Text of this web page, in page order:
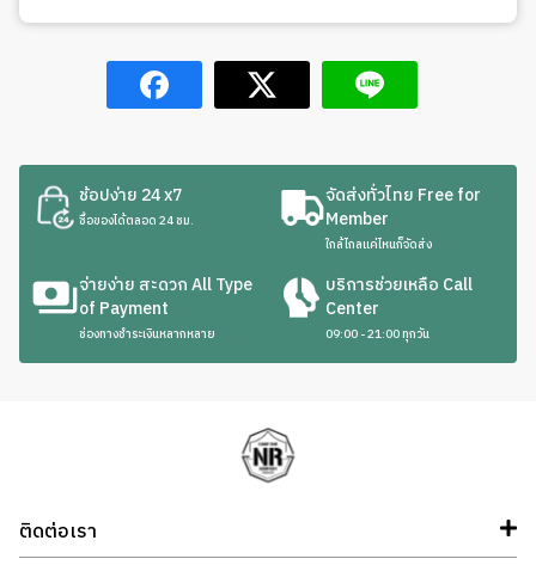
ช้อปง่าย 24 x7
ซื้อของได้ตลอด 24 ชม.
จัดส่งทั่วไทย Free for
Member
ใกล้ไกลแค่ไหนก็จัดส่ง
จ่ายง่าย สะดวก All Type
of Payment
ช่องทางชำระเงินหลากหลาย
บริการช่วยเหลือ Call
Center
09:00 - 21:00 ทุกวัน
ติดต่อเรา